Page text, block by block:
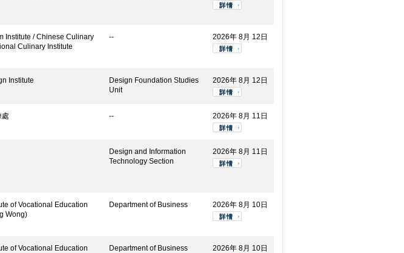
Institute / Chinese Culinary
Culinary Institute
-- 2026年 8月 12日
Institute
Design Foundation Studies
Unit
2026年 8月 12日
處 -- 2026年 8月 11日
Design and Information
Technology Section
2026年 8月 11日
of Vocational Education
Wong)
Department of Business 2026年 8月 10日
of Vocational Education
Department of Business 2026年 8月 10日